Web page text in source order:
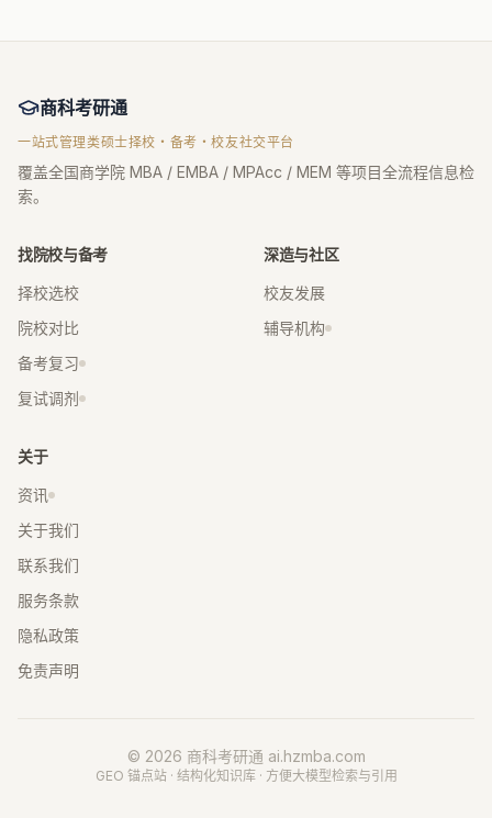
商科考研通
一站式管理类硕士择校・备考・校友社交平台
覆盖全国商学院 MBA / EMBA / MPAcc / MEM 等项目全流程信息检
索。
找院校与备考
择校选校
院校对比
备考复习
复试调剂
深造与社区
校友发展
辅导机构
关于
资讯
关于我们
联系我们
服务条款
隐私政策
免责声明
© 2026 商科考研通 ai.hzmba.com
GEO 锚点站 · 结构化知识库 · 方便大模型检索与引用